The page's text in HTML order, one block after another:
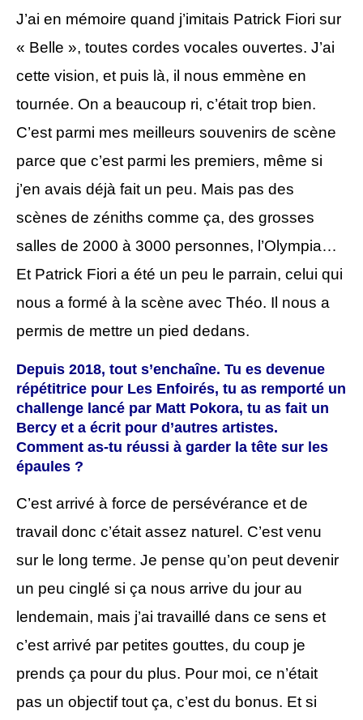
J’ai en mémoire quand j’imitais Patrick Fiori sur
« Belle », toutes cordes vocales ouvertes. J’ai
cette vision, et puis là, il nous emmène en
tournée. On a beaucoup ri, c’était trop bien.
C’est parmi mes meilleurs souvenirs de scène
parce que c’est parmi les premiers, même si
j’en avais déjà fait un peu. Mais pas des
scènes de zéniths comme ça, des grosses
salles de 2000 à 3000 personnes, l’Olympia…
Et Patrick Fiori a été un peu le parrain, celui qui
nous a formé à la scène avec Théo. Il nous a
permis de mettre un pied dedans.
Depuis 2018, tout s’enchaîne. Tu es devenue
répétitrice pour Les Enfoirés, tu as remporté un
challenge lancé par Matt Pokora, tu as fait un
Bercy et a écrit pour d’autres artistes.
Comment as-tu réussi à garder la tête sur les
épaules ?
C’est arrivé à force de persévérance et de
travail donc c’était assez naturel. C’est venu
sur le long terme. Je pense qu’on peut devenir
un peu cinglé si ça nous arrive du jour au
lendemain, mais j’ai travaillé dans ce sens et
c’est arrivé par petites gouttes, du coup je
prends ça pour du plus. Pour moi, ce n’était
pas un objectif tout ça, c’est du bonus. Et si